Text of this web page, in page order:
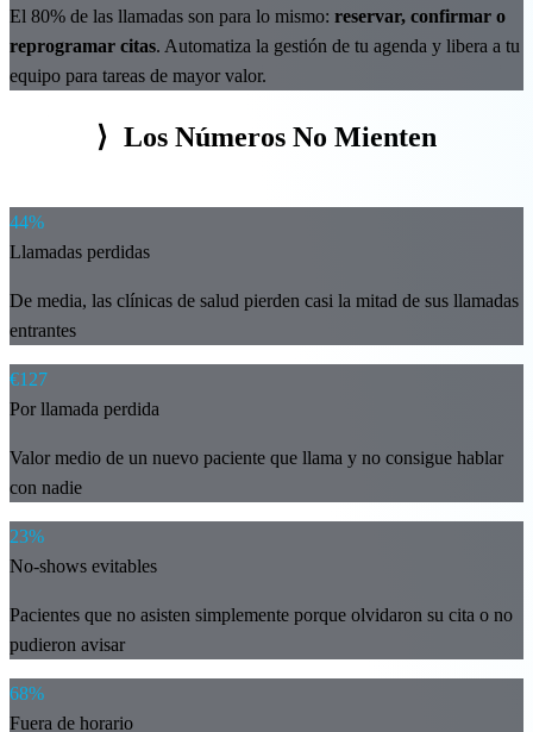
El 80% de las llamadas son para lo mismo: reservar, confirmar o
reprogramar citas. Automatiza la gestión de tu agenda y libera a tu
equipo para tareas de mayor valor.
⟩ Los Números No Mienten
44%
Llamadas perdidas
De media, las clínicas de salud pierden casi la mitad de sus llamadas
entrantes
€127
Por llamada perdida
Valor medio de un nuevo paciente que llama y no consigue hablar
con nadie
23%
No-shows evitables
Pacientes que no asisten simplemente porque olvidaron su cita o no
pudieron avisar
68%
Fuera de horario